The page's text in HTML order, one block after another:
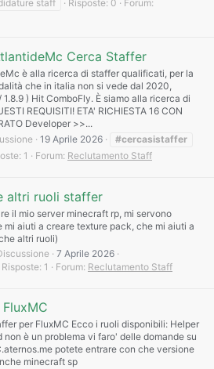
staff Risposte: 0
Forum:
Cerca Staffer
è alla ricerca di staffer qualificati, per la
che in italia non si vede dal 2020,
1.8.9 ) Hit ComboFly. È siamo alla ricerca di
REQUISITI! ETA' RICHIESTA 16 CON
Developer >>...
19 Aprile 2026
#cercasistaffer
1 Forum: Reclutamento Staff
altri ruoli staffer
il mio server minecraft rp, mi servono
mi aiuti a creare texture pack, che mi aiuti a
altri ruoli)
7 Aprile 2026
Risposte: 1 Forum: Reclutamento Staff
per FluxMC Ecco i ruoli disponibili: Helper
non è un problema vi faro' delle domande su
potete entrare con che versione
minecraft sp